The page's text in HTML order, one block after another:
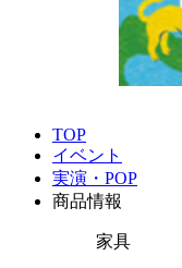
TOP
イベント
実演・POP
商品情報
家具